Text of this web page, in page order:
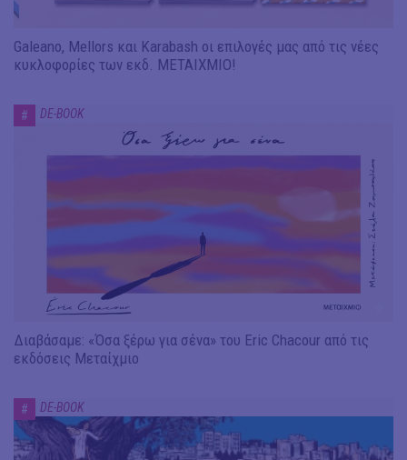
Galeano, Mellors και Karabash οι επιλογές μας από τις νέες
κυκλοφορίες των εκδ. ΜΕΤΑΙΧΜΙΟ!
# DE-BOOK
Διαβάσαμε: «Όσα ξέρω για σένα» του Eric Chacour από τις
εκδόσεις Μεταίχμιο
# DE-BOOK